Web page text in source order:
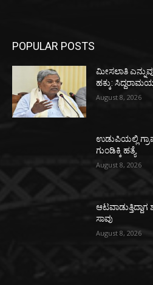
POPULAR POSTS
ಮೀಸಲಾತಿ
ಹಕ್ಕು:
August 8, 2026
ಉಡುಪಿಯಲ್ಲಿ
ಗುಂಡಿಕ್ಕಿ ಹತ್ಯೆ
August 8, 2026
ಸಾವು
August 8, 2026